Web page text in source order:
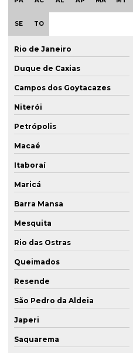
SE TO
Rio de Janeiro
Duque de Caxias
Campos dos Goytacazes
Niterói
Petrópolis
Macaé
Itaboraí
Maricá
Barra Mansa
Mesquita
Rio das Ostras
Queimados
Resende
São Pedro da Aldeia
Japeri
Saquarema